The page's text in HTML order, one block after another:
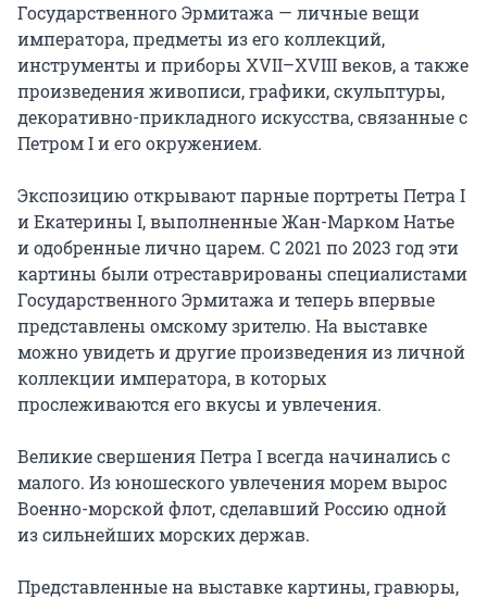
Государственного Эрмитажа — личные вещи
императора, предметы из его коллекций,
инструменты и приборы XVII–XVIII веков, а также
произведения живописи, графики, скульптуры,
декоративно-прикладного искусства, связанные с
Петром I и его окружением.
Экспозицию открывают парные портреты Петра I
и Екатерины I, выполненные Жан-Марком Натье
и одобренные лично царем. С 2021 по 2023 год эти
картины были отреставрированы специалистами
Государственного Эрмитажа и теперь впервые
представлены омскому зрителю. На выставке
можно увидеть и другие произведения из личной
коллекции императора, в которых
прослеживаются его вкусы и увлечения.
Великие свершения Петра I всегда начинались с
малого. Из юношеского увлечения морем вырос
Военно-морской флот, сделавший Россию одной
из сильнейших морских держав.
Представленные на выставке картины, гравюры,